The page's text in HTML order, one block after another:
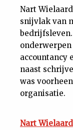
Nart
snijvlak van
accountancy
naast
was
organisatie.
Nart Wielaard